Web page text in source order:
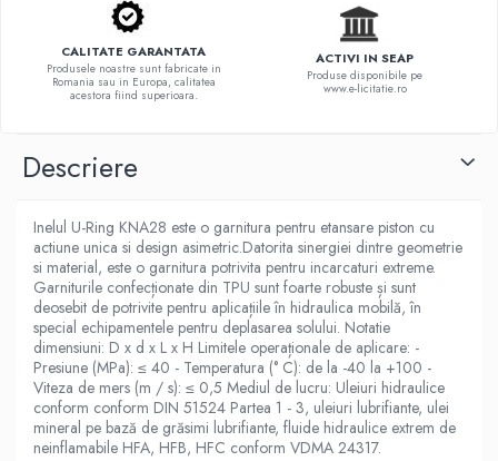
CALITATE GARANTATA
Produsele noastre sunt fabricate in
Romania sau in Europa, calitatea
acestora fiind superioara.
ACTIVI IN SEAP
Produse disponibile pe
www.e-licitatie.ro
Descriere
Inelul U-Ring KNA28 este o garnitura pentru etansare piston cu
actiune unica si design asimetric.Datorita sinergiei dintre geometrie
si material, este o garnitura potrivita pentru incarcaturi extreme.
Garniturile confecționate din TPU sunt foarte robuste și sunt
deosebit de potrivite pentru aplicațiile în hidraulica mobilă, în
special echipamentele pentru deplasarea solului. Notatie
dimensiuni: D x d x L x H Limitele operaționale de aplicare: -
Presiune (MPa): ≤ 40 - Temperatura (° C): de la -40 la +100 -
Viteza de mers (m / s): ≤ 0,5 Mediul de lucru: Uleiuri hidraulice
conform conform DIN 51524 Partea 1 - 3, uleiuri lubrifiante, ulei
mineral pe bază de grăsimi lubrifiante, fluide hidraulice extrem de
neinflamabile HFA, HFB, HFC conform VDMA 24317.